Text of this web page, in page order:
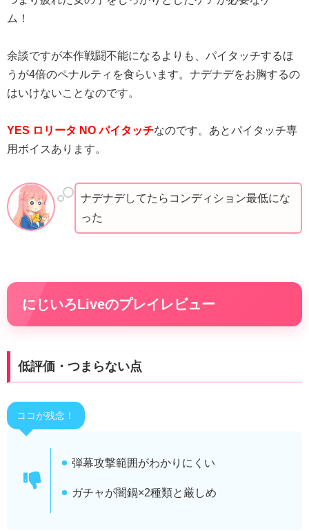
ム！
余談ですが本作戦闘不能になるよりも、パイタッチするほ
うが4倍のペナルティを食らいます。ナデナデをお胸するの
はいけないことなのです。
YES ロリータ NO パイタッチなのです。あとパイタッチ専
用ボイスあります。
ナデナデしてたらコンディション最低にな
った
にじいろLiveのプレイレビュー
低評価・つまらない点
ココが残念！
弾幕攻撃範囲がわかりにくい
ガチャが闇鍋×2種類と厳しめ